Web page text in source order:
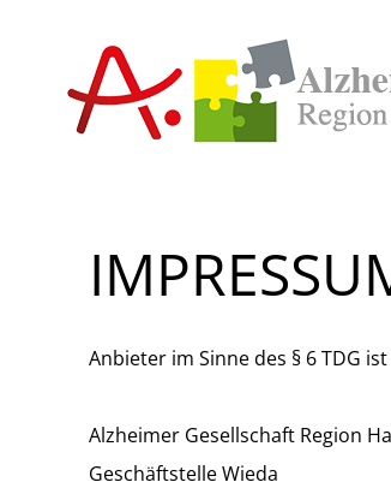
Anbieter im Sinne des § 6 TDG
Alzheimer Gesellschaft Region
Geschäftstelle Wieda